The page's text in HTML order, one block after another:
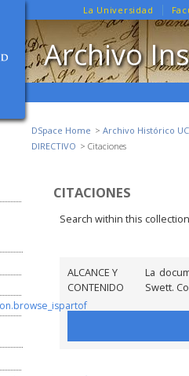
La Universidad
Archivo
DSpace Home
Archivo Histórico UC
DIRECTIVO
Citaciones
CITACIONES
Search within this
ALCANCE Y
CONTENIDO
La
Swett.